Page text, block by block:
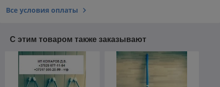
Все условия оплаты
С этим товаром также заказывают